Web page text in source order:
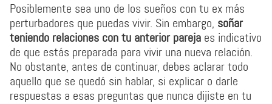
Posiblemente sea uno de los sueños con tu ex más
perturbadores que puedas vivir. Sin embargo, soñar
teniendo relaciones con tu anterior pareja es indicativo
de que estás preparada para vivir una nueva relación.
No obstante, antes de continuar, debes aclarar todo
aquello que se quedó sin hablar, si explicar o darle
respuestas a esas preguntas que nunca dijiste en tu